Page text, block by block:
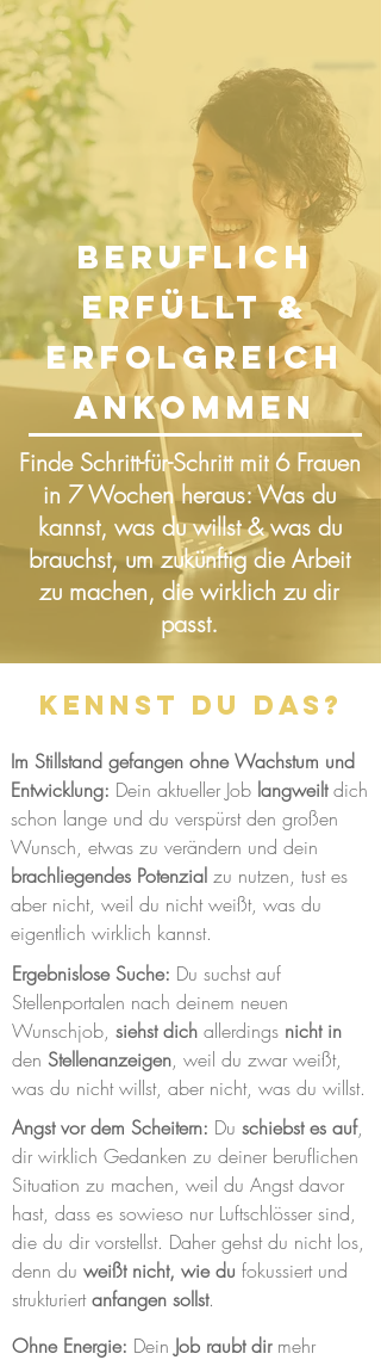
Beruflich
Erfüllt &
Erfolgreich
ankommen
Finde Schritt-für-Schritt mit 6 Frauen
in 7 Wochen heraus:Was du
kannst, was du willst & was du
brauchst, um zukünftig die Arbeit
zu machen, die wirklich zu dir
passt.
Kennst du das?
Im Stillstand gefangen ohne Wachstum und
Entwicklung: Dein aktueller Job langweiltdich
schon lange und du verspürst den großen
Wunsch, etwas zu verändern und dein
brachliegendes Potenzial zu nutzen, tust es
aber nicht, weil du nicht weißt, was du
eigentlich wirklich kannst.
Ergebnislose Suche: Du suchst auf
Stellenportalen nach deinem neuen
Wunschjob, siehst dich allerdings nicht in
den Stellenanzeigen, weil du zwar weißt,
was du nicht willst, aber nicht, was du willst.
Angst vor dem Scheitern: Du schiebst es auf,
dir wirklich Gedanken zu deiner beruflichen
Situation zu machen, weil du Angst davor
hast, dass es sowieso nur Luftschlösser sind,
die du dir vorstellst. Daher gehst du nicht los,
denn du weißt nicht, wie du fokussiert und
strukturiertanfangen sollst.
Ohne Energie: Dein Job raubt dir mehr